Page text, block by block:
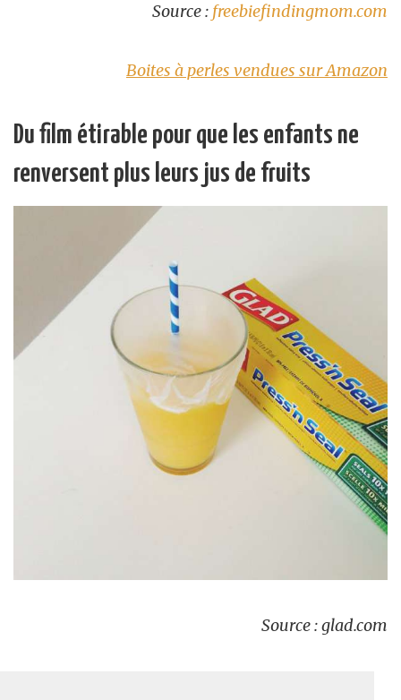
Source : freebiefindingmom.com
Boites à perles vendues sur Amazon
Du film étirable pour que les enfants ne
renversent plus leurs jus de fruits
Source : glad.com